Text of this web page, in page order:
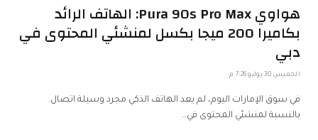
هواوي Pura 90s Pro Max: الهاتف الرائد
بكاميرا 200 ميجا بكسل لمنشئي المحتوى في
دبي
الخميس 30 يوليو 7:26 م
في سوق الإمارات اليوم، لم يعد الهاتف الذكي مجرد وسيلة اتصال.
بالنسبة لمنشئي المحتوى في…